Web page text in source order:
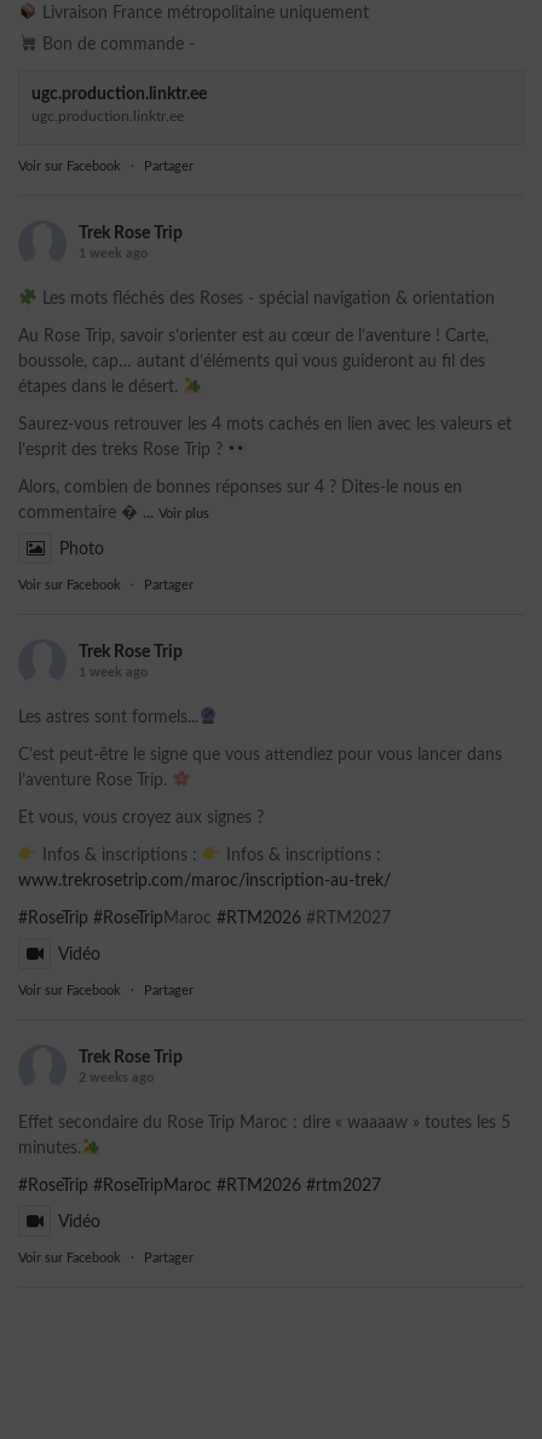
Livraison France métropolitaine uniquement
Bon de commande -
ugc.production.linktr.ee
ugc.production.linktr.ee
Voir sur Facebook · Partager
Trek Rose Trip
1 week ago
Les mots fléchés des Roses - spécial navigation & orientation
Au Rose Trip, savoir s’orienter est au cœur de l’aventure ! Carte,
boussole, cap… autant d’éléments qui vous guideront au fil des
étapes dans le désert.
Saurez-vous retrouver les 4 mots cachés en lien avec les valeurs et
l’esprit des treks Rose Trip ?
Alors, combien de bonnes réponses sur 4 ? Dites-le nous en
commentaire  ... Voir plus
Photo
Voir sur Facebook · Partager
Trek Rose Trip
1 week ago
Les astres sont formels...
C’est peut-être le signe que vous attendiez pour vous lancer dans
l’aventure Rose Trip.
Et vous, vous croyez aux signes ?
Infos & inscriptions :
Infos & inscriptions :
www.trekrosetrip.com/maroc/inscription-au-trek/
#RoseTrip #RoseTrip Maroc #RTM2026 #RTM2027
Vidéo
Voir sur Facebook · Partager
Trek Rose Trip
2 weeks ago
Effet secondaire du Rose Trip Maroc : dire « waaaaw » toutes les 5
minutes.
#RoseTrip #RoseTripMaroc #RTM2026 #rtm2027
Vidéo
Voir sur Facebook · Partager